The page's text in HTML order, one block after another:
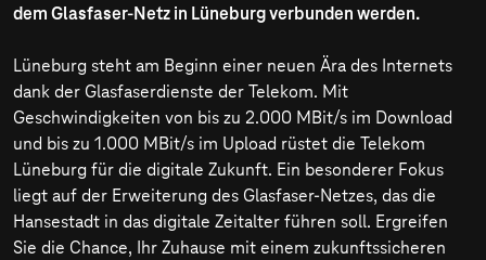
dem Glasfaser-Netz in Lüneburg verbunden werden.
Lüneburg steht am Beginn einer neuen Ära des Internets
dank der Glasfaserdienste der Telekom. Mit
Geschwindigkeiten von bis zu 2.000 MBit/s im Download
und bis zu 1.000 MBit/s im Upload rüstet die Telekom
Lüneburg für die digitale Zukunft. Ein besonderer Fokus
liegt auf der Erweiterung des Glasfaser-Netzes, das die
Hansestadt in das digitale Zeitalter führen soll. Ergreifen
Sie die Chance, Ihr Zuhause mit einem zukunftssicheren